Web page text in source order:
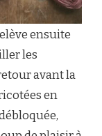
ensuite
les
avant la
en